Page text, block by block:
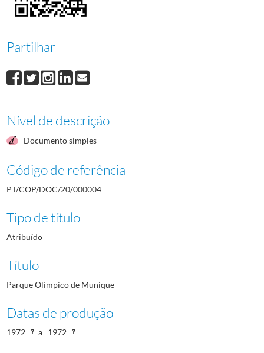
Partilhar
Nível de descrição
Documento simples
Código de referência
PT/COP/DOC/20/000004
Tipo de título
Atribuído
Título
Parque Olímpico de Munique
Datas de produção
1972 a 1972